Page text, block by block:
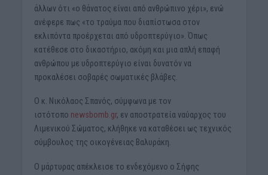
άλλων ότι «ο θάνατος είναι από ανθρώπινο χέρι», ενώ
ανέφερε πως «το τραύμα που διαπίστωσα στον
εκλιπόντα προέρχεται από υδροπτερύγιο». Όπως
κατέθεσε στο δικαστήριο, ακόμη και μια απλή επαφή
ανθρώπου με υδροπτερύγιο είναι δυνατόν να
προκαλέσει σοβαρές σωματικές βλάβες.
Ο κ. Νικόλαος Σπανός, σύμφωνα με τον
ιστότοπο newsbomb.gr, εν αποστρατεία ναύαρχος του
Λιμενικού Σώματος, κλήθηκε να καταθέσει ως τεχνικός
σύμβουλος της οικογένειας Βαλυράκη.
Ο μάρτυρας απέκλεισε το ενδεχόμενο ο Σήφης